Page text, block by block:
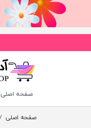
صفحه اصلی
صفحه اصلی